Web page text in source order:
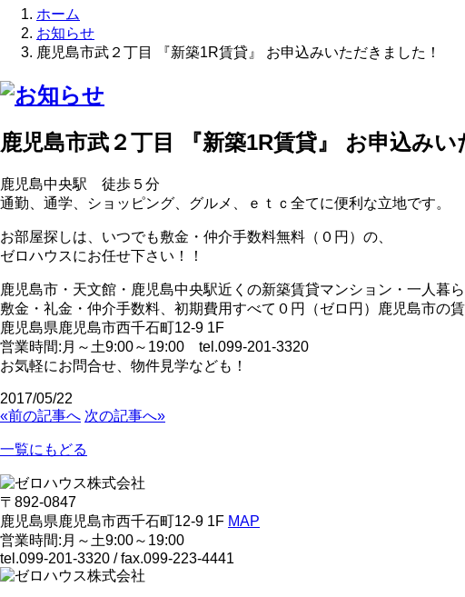
ホーム
お知らせ
鹿児島市武２丁目 『新築1R賃貸』 お申込みいただきました！
鹿児島市武２丁目 『新築1R賃貸』 お申込みい
鹿児島中央駅 徒歩５分
通勤、通学、ショッピング、グルメ、ｅｔｃ全てに便利な立地です。
お部屋探しは、いつでも敷金・仲介手数料無料（０円）の、
ゼロハウスにお任せ下さい！！
鹿児島市・天文館・鹿児島中央駅近くの新築賃貸マンション・一人暮
敷金・礼金・仲介手数料、初期費用すべて０円（ゼロ円）鹿児島市の
鹿児島県鹿児島市西千石町12-9 1F
営業時間:月～土9:00～19:00 tel.099-201-3320
お気軽にお問合せ、物件見学なども！
2017/05/22
«前の記事へ 次の記事へ»
一覧にもどる
〒892-0847
鹿児島県鹿児島市西千石町12-9 1F MAP
営業時間:月～土9:00～19:00
tel.099-201-3320 / fax.099-223-4441